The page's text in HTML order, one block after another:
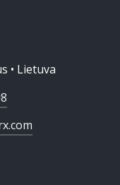
• Lietuva